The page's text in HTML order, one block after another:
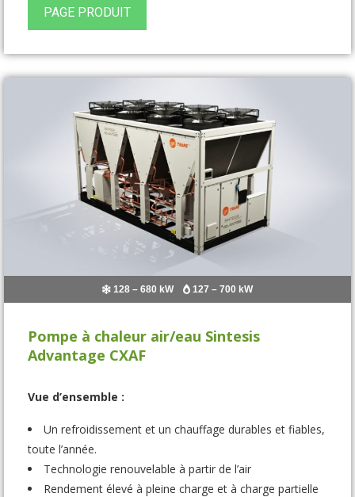
PAGE PRODUIT
128 – 680 kW 127 – 700 kW
Pompe à chaleur air/eau Sintesis
Advantage CXAF
Vue d’ensemble :
Un refroidissement et un chauffage durables et fiables,
toute l’année.
Technologie renouvelable à partir de l’air
Rendement élevé à pleine charge et à charge partielle